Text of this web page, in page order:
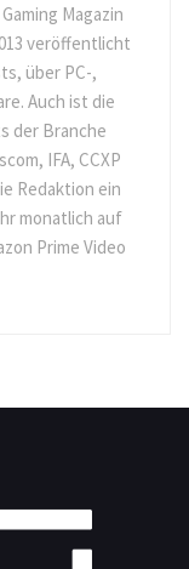
Magazin
veröffentlicht
über PC-,
Auch ist die
der Branche
IFA, CCXP
Redaktion ein
monatlich auf
Prime Video